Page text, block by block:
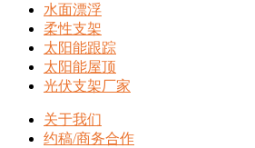
水面漂浮
柔性支架
太阳能跟踪
太阳能屋顶
光伏支架厂家
关于我们
约稿/商务合作